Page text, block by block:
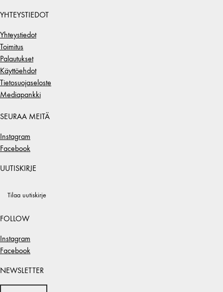
YHTEYSTIEDOT
Yhteystiedot
Toimitus
Palautukset
Käyttöehdot
Tietosuojaseloste
Mediapankki
SEURAA MEITÄ
Instagram
Facebook
UUTISKIRJE
Tilaa uutiskirje
FOLLOW
Instagram
Facebook
NEWSLETTER